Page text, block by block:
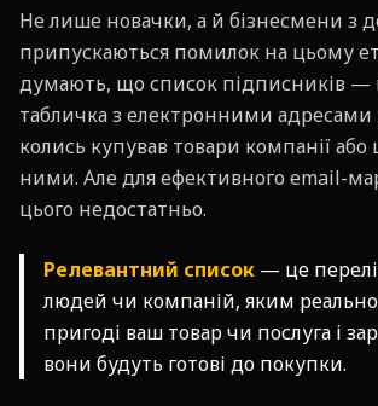
Не лише новачки, а й бізнесмени з
припускаються помилок на цьому
думають, що список підписників —
табличка з електронними адресами
колись купував товари компанії або
ними. Але для ефективного email-
цього недостатньо.
Релевантний список — це
людей чи компаній, яким
пригоді ваш товар чи послуга і
вони будуть готові до покупки.